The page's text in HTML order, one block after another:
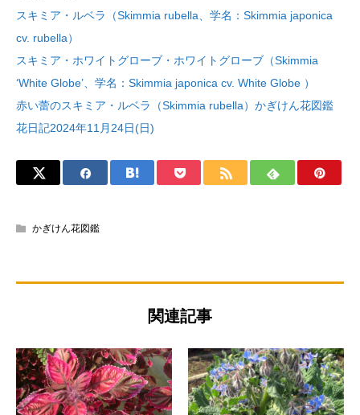
スキミア・ルベラ（Skimmia rubella、学名：Skimmia japonica
cv. rubella）
スキミア・ホワイトグローブ・ホワイトグローブ（Skimmia
‘White Globe’、学名：Skimmia japonica cv. White Globe ）
赤い蕾のスキミア・ルベラ（Skimmia rubella）かぎけん花図鑑
花日記2024年11月24日(日)
かぎけん花図鑑
関連記事